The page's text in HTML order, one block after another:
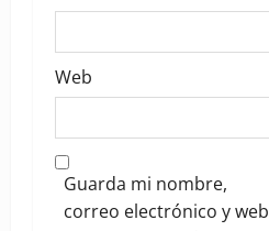
Web
Guarda mi nombre,
correo electrónico y web